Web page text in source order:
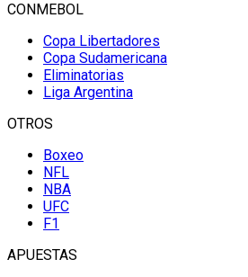
CONMEBOL
Copa Libertadores
Copa Sudamericana
Eliminatorias
Liga Argentina
OTROS
Boxeo
NFL
NBA
UFC
F1
APUESTAS